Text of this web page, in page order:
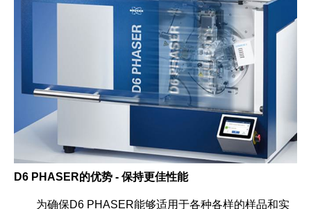
D6 PHASER的优势 - 保持更佳性能
为确保D6 PHASER能够适用于各种各样的样品和实